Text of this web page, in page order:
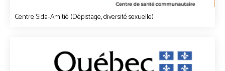
Centre Sida-Amitié (Dépistage, diversité sexuelle)